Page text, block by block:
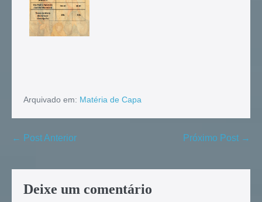
Arquivado em: Matéria de Capa
← Post Anterior Próximo Post →
Deixe um comentário